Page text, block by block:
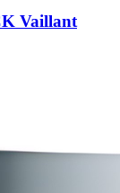
Vaillant